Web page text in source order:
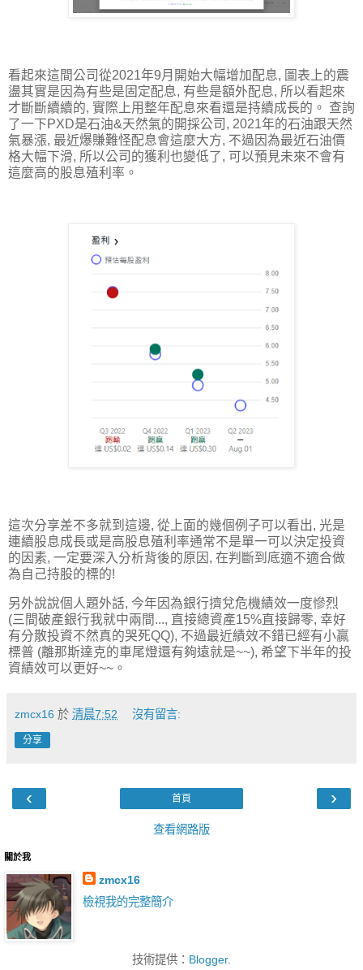
看起來這間公司從2021年9月開始大幅增加配息, 圖表上的震
盪其實是因為有些是固定配息, 有些是額外配息, 所以看起來
才斷斷續續的, 實際上用整年配息來看還是持續成長的。 查詢
了一下PXD是石油&天然氣的開採公司, 2021年的石油跟天然
氣暴漲, 最近爆賺難怪配息會這麼大方, 不過因為最近石油價
格大幅下滑, 所以公司的獲利也變低了, 可以預見未來不會有
這麼高的股息殖利率。
這次分享差不多就到這邊, 從上面的幾個例子可以看出, 光是
連續股息成長或是高股息殖利率通常不是單一可以決定投資
的因素, 一定要深入分析背後的原因, 在判斷到底適不適合做
為自己持股的標的!
另外說說個人題外話, 今年因為銀行擠兌危機績效一度慘烈
(三間破產銀行我就中兩間..., 直接總資產15%直接歸零, 幸好
有分散投資不然真的哭死QQ), 不過最近績效不錯已經有小贏
標普 (離那斯達克的車尾燈還有夠遠就是~~), 希望下半年的投
資績效可以更好~~。
zmcx16 於 清晨7:52 沒有留言:
分享
‹ ›
首頁
查看網路版
關於我
zmcx16
檢視我的完整簡介
技術提供： Blogger.